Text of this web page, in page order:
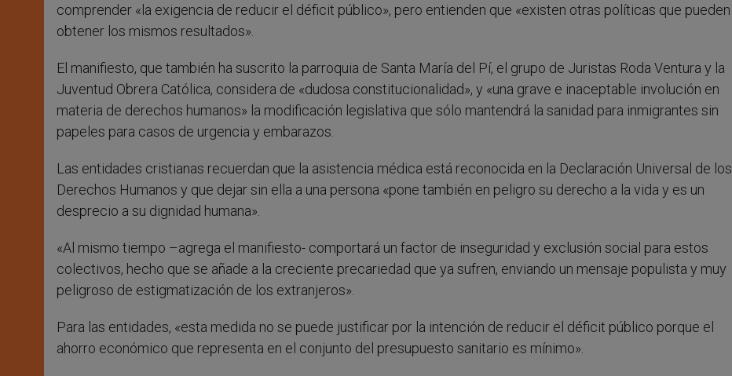
comprender «la exigencia de reducir el déficit público», pero entienden que «existen otras políticas que pueden
obtener los mismos resultados».
El manifiesto, que también ha suscrito la parroquia de Santa María del Pí, el grupo de Juristas Roda Ventura y la
Juventud Obrera Católica, considera de «dudosa constitucionalidad», y «una grave e inaceptable involución en
materia de derechos humanos» la modificación legislativa que sólo mantendrá la sanidad para inmigrantes sin
papeles para casos de urgencia y embarazos.
Las entidades cristianas recuerdan que la asistencia médica está reconocida en la Declaración Universal de los
Derechos Humanos y que dejar sin ella a una persona «pone también en peligro su derecho a la vida y es un
desprecio a su dignidad humana».
«Al mismo tiempo –agrega el manifiesto- comportará un factor de inseguridad y exclusión social para estos
colectivos, hecho que se añade a la creciente precariedad que ya sufren, enviando un mensaje populista y muy
peligroso de estigmatización de los extranjeros».
Para las entidades, «esta medida no se puede justificar por la intención de reducir el déficit público porque el
ahorro económico que representa en el conjunto del presupuesto sanitario es mínimo».